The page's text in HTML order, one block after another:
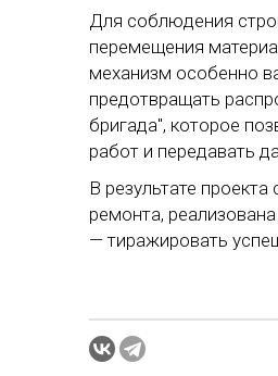
Для соблюдения
перемещения
механизм особенно
предотвращать
бригада", которое
работ и передавать
В результате
ремонта,
— тиражировать